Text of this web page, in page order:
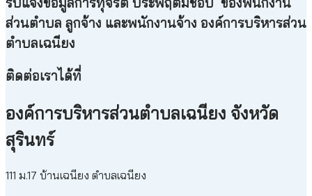
ส่วนตำบล ลูกจ้าง และพนักงานจ้าง องค์การบริหารส่วน
ตำบลเฉนียง
ติดต่อเราได้ที่
องค์การบริหารส่วนตำบลเฉนียง จังหวัด
สุรินทร์
111 ม.17 บ้านเฉนียง ตำบลเฉนียง